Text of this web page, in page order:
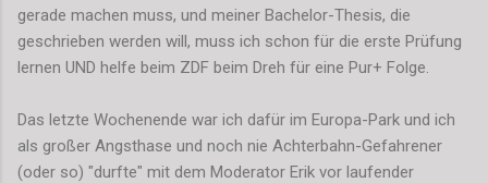
gerade machen muss, und meiner Bachelor-Thesis, die
geschrieben werden will, muss ich schon für die erste Prüfung
lernen UND helfe beim ZDF beim Dreh für eine Pur+ Folge.
Das letzte Wochenende war ich dafür im Europa-Park und ich
als großer Angsthase und noch nie Achterbahn-Gefahrener
(oder so) "durfte" mit dem Moderator Erik vor laufender